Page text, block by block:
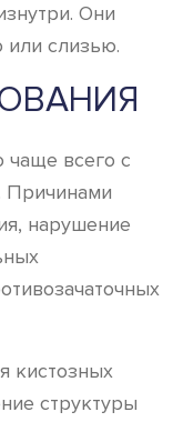
Они
или слизью.
чаще всего с
Причинами
нарушение
кистозных
структуры